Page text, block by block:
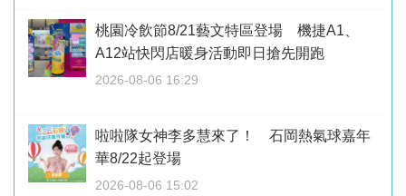
桃園冷飲節8/21藝文特區登場 機捷A1、
A12站快閃店暖身活動即日搶先開跑
2026-08-06 16:29
啦啦隊女神李多慧來了！ 石岡熱氣球嘉年
華8/22起登場
2026-08-06 15:02